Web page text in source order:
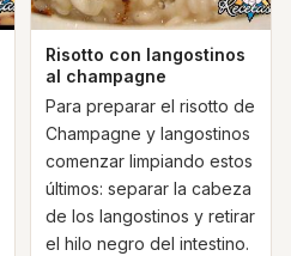
Risotto con langostinos
al champagne
Para preparar el risotto de
Champagne y langostinos
comenzar limpiando estos
últimos: separar la cabeza
de los langostinos y retirar
el hilo negro del intestino.